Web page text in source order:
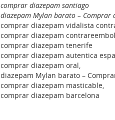
comprar diazepam santiago
diazepam Mylan barato – Comprar
comprar diazepam vidalista
comprar diazepam
comprar diazepam tenerife
comprar diazepam autentica
comprar diazepam oral,
diazepam Mylan barato –
comprar diazepam masticable,
comprar diazepam barcelona